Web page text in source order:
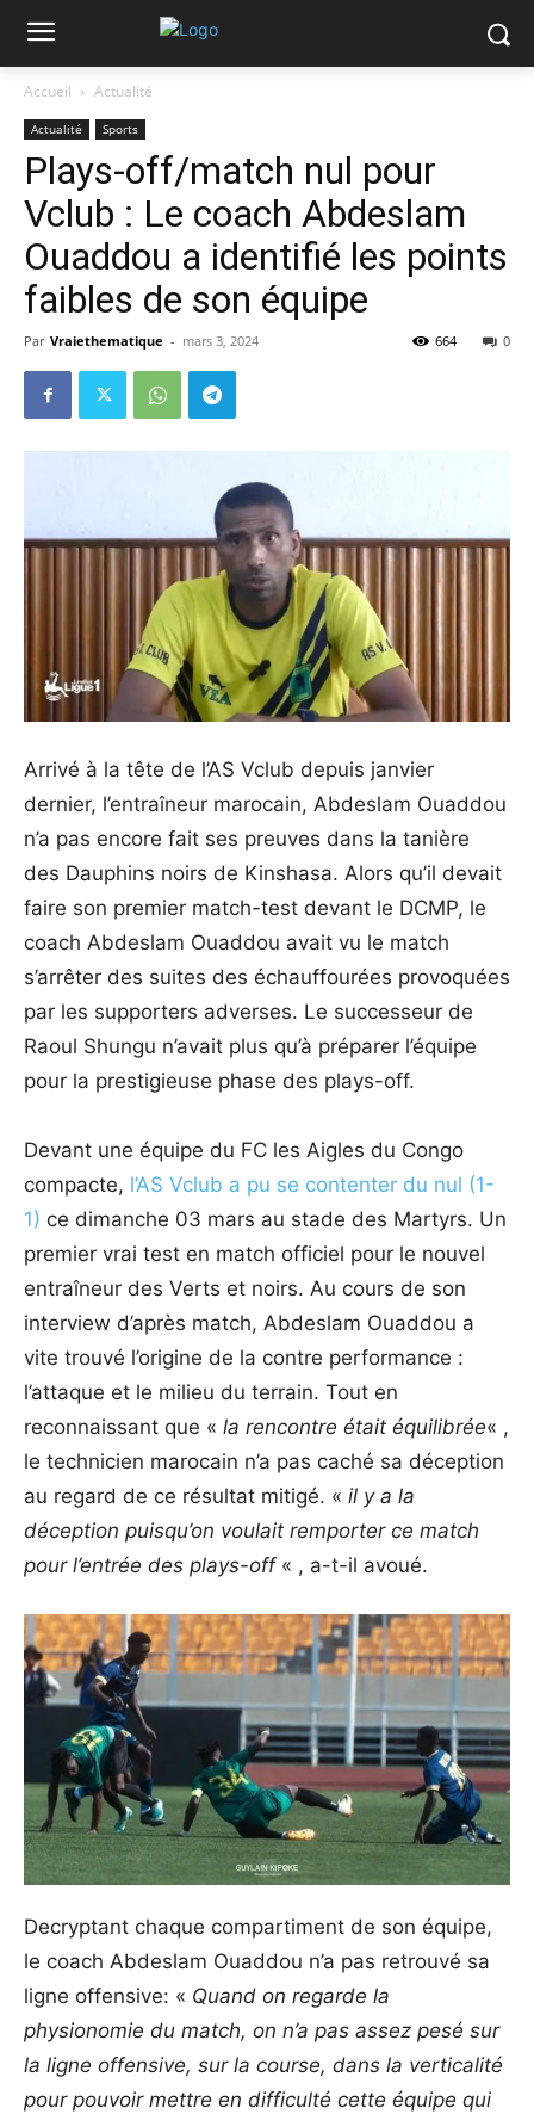
Accueil Actualité
Actualité Sports
Plays-off/match nul pour
Vclub : Le coach Abdeslam
Ouaddou a identifié les points
faibles de son équipe
Par Vraiethematique - mars 3, 2024 0
664
Arrivé à la tête de l’AS Vclub depuis janvier
dernier, l’entraîneur marocain, Abdeslam Ouaddou
n’a pas encore fait ses preuves dans la tanière
des Dauphins noirs de Kinshasa. Alors qu’il devait
faire son premier match-test devant le DCMP, le
coach Abdeslam Ouaddou avait vu le match
s’arrêter des suites des échauffourées provoquées
par les supporters adverses. Le successeur de
Raoul Shungu n’avait plus qu’à préparer l’équipe
pour la prestigieuse phase des plays-off.
Devant une équipe du FC les Aigles du Congo
compacte, l’AS Vclub a pu se contenter du nul (1-
1) ce dimanche 03 mars au stade des Martyrs. Un
premier vrai test en match officiel pour le nouvel
entraîneur des Verts et noirs. Au cours de son
interview d’après match, Abdeslam Ouaddou a
vite trouvé l’origine de la contre performance :
l’attaque et le milieu du terrain. Tout en
reconnaissant que « la rencontre était équilibrée« ,
le technicien marocain n’a pas caché sa déception
au regard de ce résultat mitigé. « il y a la
déception puisqu’on voulait remporter ce match
pour l’entrée des plays-off« , a-t-il avoué.
Decryptant chaque compartiment de son équipe,
le coach Abdeslam Ouaddou n’a pas retrouvé sa
ligne offensive: « Quand on regarde la
physionomie du match, on n’a pas assez pesé sur
la ligne offensive, sur la course, dans la verticalité
pour pouvoir mettre en difficulté cette équipe qui